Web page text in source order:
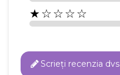
★☆☆☆☆
Scrieți recenzia dvs